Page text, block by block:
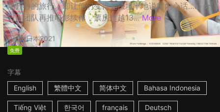
场开心的旅行，却让他们变得无法坦率地说出内心话…… ☆
日剧团队再推电影续作，票房超越13... More
2h日本2021
免费
字幕
English
繁體中文 简体中文 Bahasa Indonesia
Tiếng Việt 한국어 français Deutsch